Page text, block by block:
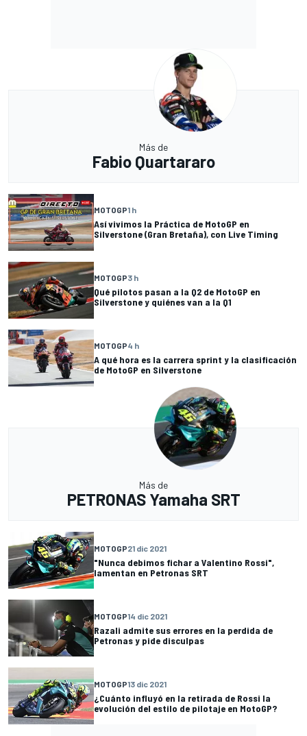
Más de
Fabio Quartararo
MOTOGP1 h
Así vivimos la Práctica de MotoGP en
Silverstone (Gran Bretaña), con Live Timing
MOTOGP3 h
Qué pilotos pasan a la Q2 de MotoGP en
Silverstone y quiénes van a la Q1
MOTOGP4 h
A qué hora es la carrera sprint y la clasificación
de MotoGP en Silverstone
Más de
PETRONAS Yamaha SRT
MOTOGP21 dic 2021
"Nunca debimos fichar a Valentino Rossi",
lamentan en Petronas SRT
MOTOGP14 dic 2021
Razali admite sus errores en la perdida de
Petronas y pide disculpas
MOTOGP13 dic 2021
¿Cuánto influyó en la retirada de Rossi la
evolución del estilo de pilotaje en MotoGP?